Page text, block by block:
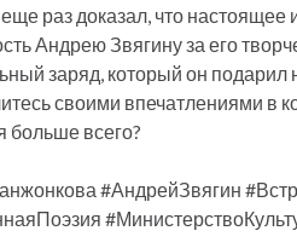
раз доказал, что настоящее
Андрею Звягину за его
заряд, который он
своими впечатлениями в
больше всего?
#АндрейЗвягин